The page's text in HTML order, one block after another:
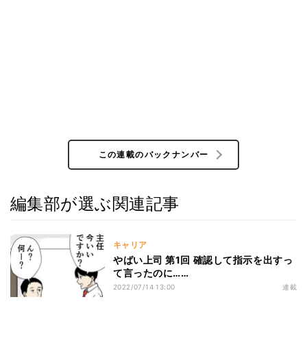
この連載のバックナンバー
編集部が選ぶ関連記事
キャリア
やばい上司 第1回 確認して指示を出すっ
て言ったのに……
2022/07/14 13:00 連載